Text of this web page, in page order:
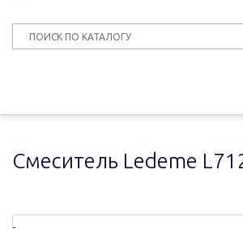
Смеситель Ledeme